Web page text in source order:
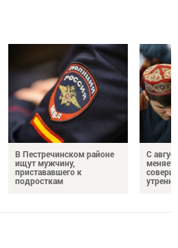
В Пестречинском районе
ищут мужчину,
пристававшего к
подросткам
С